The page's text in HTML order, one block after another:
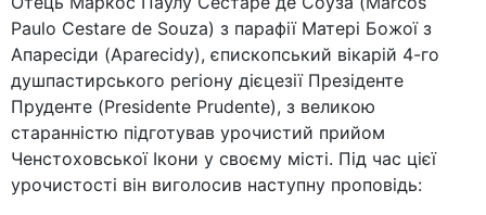
Paulo Cestare de Souza) з парафії Матері Божої з
Апаресіди (Aparecidy), єпископський вікарій 4-го
душпастирського регіону дієцезії Презіденте
Пруденте (Presidente Prudente), з великою
старанністю підготував урочистий прийом
Ченстоховської Ікони у своєму місті. Під час цієї
урочистості він виголосив наступну проповідь: